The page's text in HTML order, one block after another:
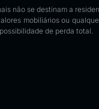
não se destinam a
mobiliários ou
de perda total.